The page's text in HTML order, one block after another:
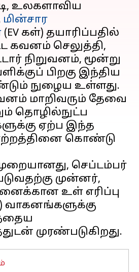
உலகளாவிய
மின்சார
(EV கள்) தயாரிப்பதில்
கவனம் செலுத்தி,
நிறுவனம், மூன்று
பிறகு இந்திய
நுழைய உள்ளது.
மாறிவரும் தேவை
தொழில்நுட்ப
ஏற்ப இந்த
கொண்டு
செப்டம்பர்
முன்னர்,
உள் எரிப்பு
வாகனங்களுக்கு